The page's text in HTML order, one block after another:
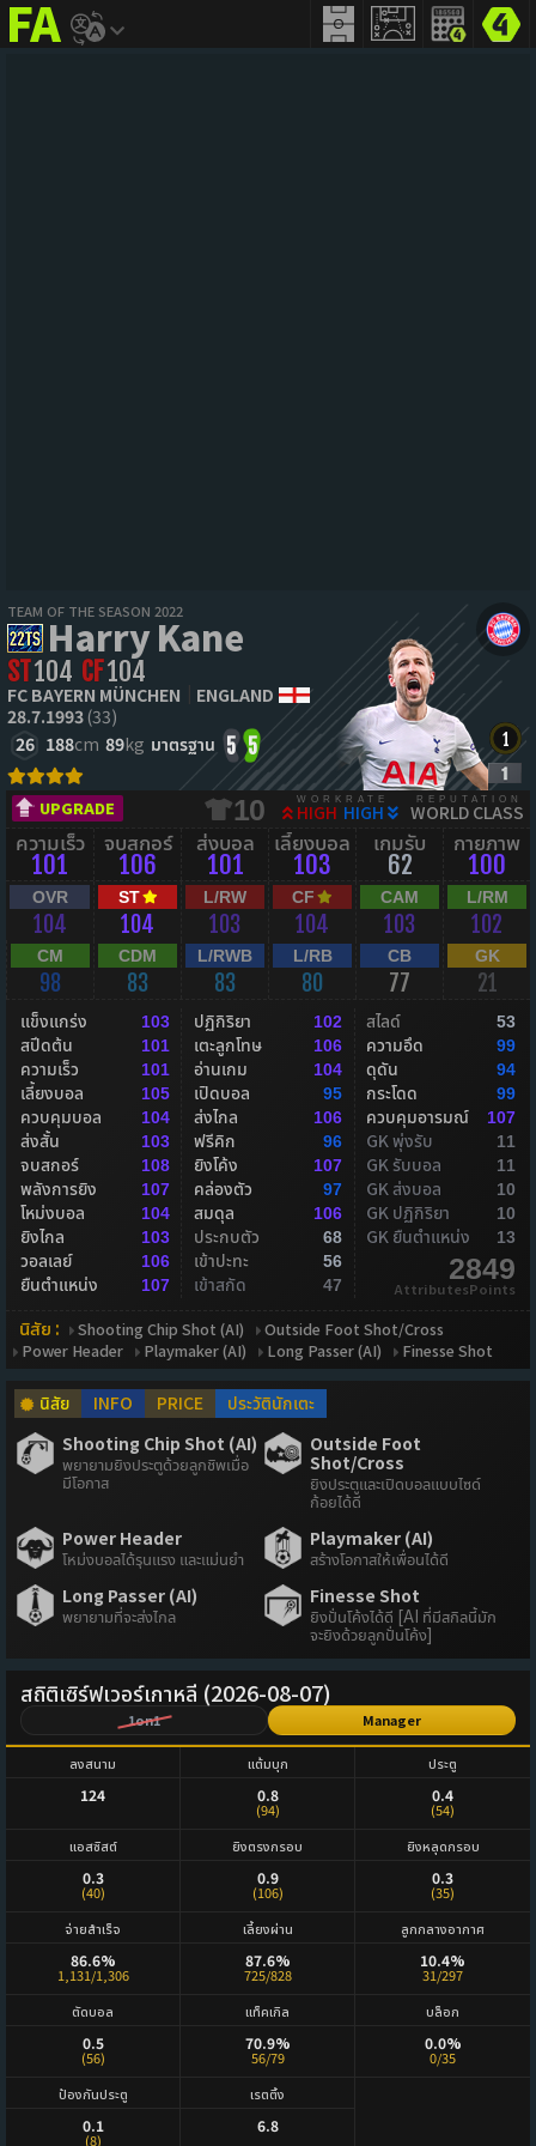
addict
TEAM OF THE SEASON 2022
Harry Kane
ST104 CF104
FC BAYERN MÜNCHEN
ENGLAND
28.7.1993(33)
26 188cm 89kg มาตรฐาน 5 5
UPGRADE 10 WORKRATE
HIGH HIGH
REPUTATION
WORLD CLASS
ความเร็ว
101
จบสกอร์
106
ส่งบอล
101
เลี้ยงบอล
103
เกมรับ
62
กายภาพ
100
OVR
104
ST
104
L/RW
103
CF
104
CAM
103
L/RM
102
CM
98
CDM
83
L/RWB
83
L/RB
80
CB
77
GK
21
แข็งแกร่ง 103
สปีดต้น 101
ความเร็ว 101
เลี้ยงบอล 105
ควบคุมบอล 104
ส่งสั้น 103
จบสกอร์ 108
พลังการยิง 107
โหม่งบอล 104
ยิงไกล 103
วอลเลย์ 106
ยืนตำแหน่ง 107
ปฏิกิริยา 102
เตะลูกโทษ 106
อ่านเกม 104
เปิดบอล 95
ส่งไกล 106
ฟรีคิก 96
ยิงโค้ง 107
คล่องตัว 97
สมดุล 106
ประกบตัว 68
เข้าปะทะ 56
เข้าสกัด 47
สไลด์ 53
ความอึด 99
ดุดัน 94
กระโดด 99
ควบคุมอารมณ์ 107
GK พุ่งรับ 11
GK รับบอล 11
GK ส่งบอล 10
GK ปฏิกิริยา 10
GK ยืนตำแหน่ง 13
2849
AttributesPoints
นิสัย : Shooting Chip Shot (AI)
Outside Foot Shot/Cross
Power Header
Playmaker (AI) Long Passer (AI) Finesse Shot
นิสัย INFO PRICE
ประวัตินักเตะ
Shooting Chip Shot (AI)
พยายามยิงประตูด้วยลูกชิพเมื่อ
มีโอกาส
Outside Foot
Shot/Cross
ยิงประตูและเปิดบอลแบบไซด์
ก้อยได้ดี
Power Header
โหม่งบอลได้รุนแรง และแม่นยำ
Playmaker (AI)
สร้างโอกาสให้เพื่อนได้ดี
Long Passer (AI)
พยายามที่จะส่งไกล
Finesse Shot
ยิงปั่นโค้งได้ดี [AI ที่มีสกิลนี้มัก
จะยิงด้วยลูกปั่นโค้ง]
สถิติเซิร์ฟเวอร์เกาหลี (2026-08-07)
1on1 Manager
ลงสนาม
124
แต้มบุก
0.8
(94)
ประตู
0.4
(54)
แอสซิสต์
0.3
(40)
ยิงตรงกรอบ
0.9
(106)
ยิงหลุดกรอบ
0.3
(35)
จ่ายสำเร็จ
86.6%
1,131/1,306
เลี้ยงผ่าน
87.6%
725/828
ลูกกลางอากาศ
10.4%
31/297
ตัดบอล
0.5
(56)
แท็คเกิล
70.9%
56/79
บล็อก
0.0%
0/35
ป้องกันประตู
0.1
(8)
เรตติ้ง
6.8